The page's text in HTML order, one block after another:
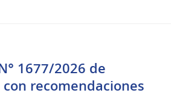
1677/2026 de
recomendaciones